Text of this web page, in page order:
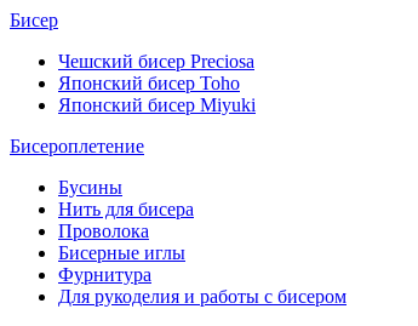
Бисер
Чешский бисер Preciosa
Японский бисер Toho
Японский бисер Miyuki
Бисероплетение
Бусины
Нить для бисера
Проволока
Бисерные иглы
Фурнитура
Для рукоделия и работы с бисером